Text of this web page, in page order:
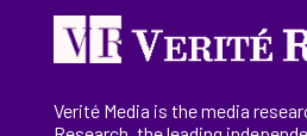
Verité Media is the media